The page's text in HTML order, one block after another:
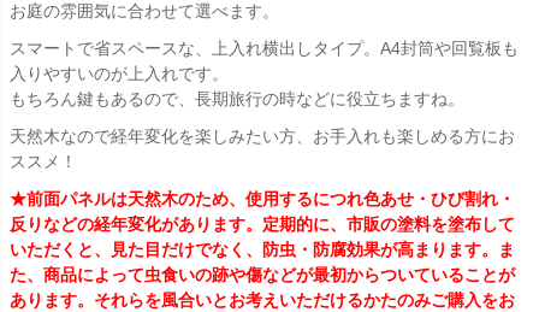
お庭の雰囲気に合わせて選べます。
スマートで省スペースな、上入れ横出しタイプ。A4封筒や回覧板も
入りやすいのが上入れです。
もちろん鍵もあるので、長期旅行の時などに役立ちますね。
天然木なので経年変化を楽しみたい方、お手入れも楽しめる方にお
ススメ！
★前面パネルは天然木のため、使用するにつれ色あせ・ひび割れ・
反りなどの経年変化があります。定期的に、市販の塗料を塗布して
いただくと、見た目だけでなく、防虫・防腐効果が高まります。ま
た、商品によって虫食いの跡や傷などが最初からついていることが
あります。それらを風合いとお考えいただけるかたのみご購入をお